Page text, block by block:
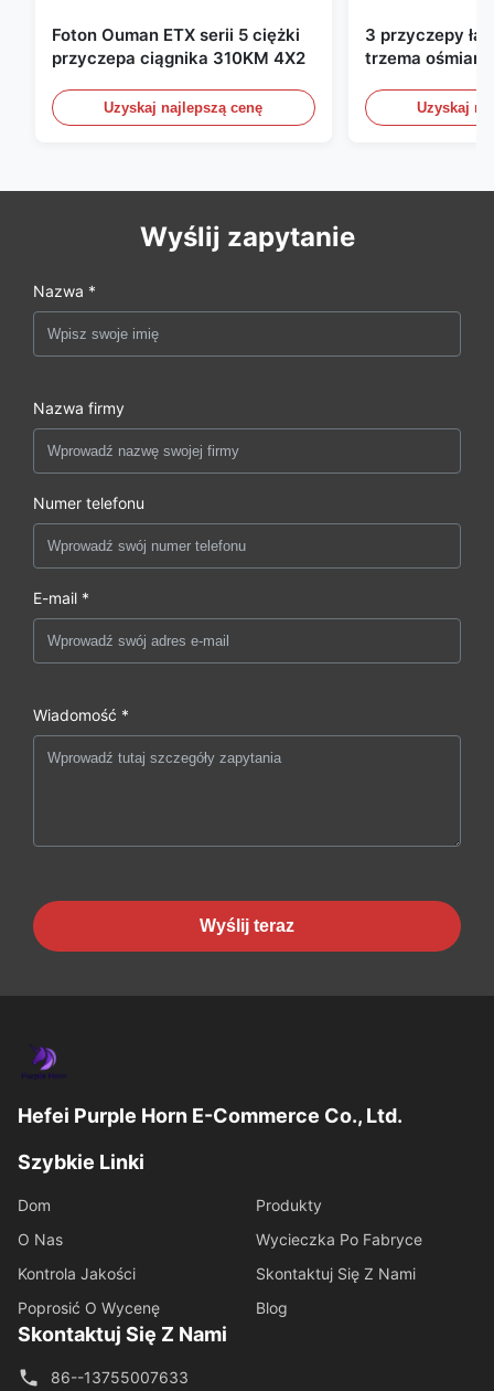
Foton Ouman ETX serii 5 ciężki
przyczepa ciągnika 310KM 4X2
Uzyskaj najlepszą cenę
3 przyczepy
trzema
bocznymiUzyskaj
Wyślij zapytanie
Nazwa *
Nazwa firmy
Numer telefonu
E-mail *
Wiadomość *
Wyślij teraz
Hefei Purple Horn E-Commerce Co., Ltd.
Szybkie Linki
Dom
Produkty
O Nas
Wycieczka Po Fabryce
Kontrola Jakości
Skontaktuj Się Z Nami
Poprosić O Wycenę
Blog
Skontaktuj Się Z Nami
86--13755007633